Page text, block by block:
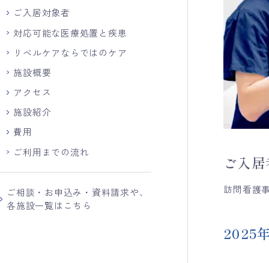
ご入居対象者
対応可能な医療処置と疾患
リベルケアならではのケア
施設概要
アクセス
施設紹介
費用
ご利用までの流れ
ご相談・お申込み・資料請求や、
各施設一覧はこちら
ご入
訪問看護
2025